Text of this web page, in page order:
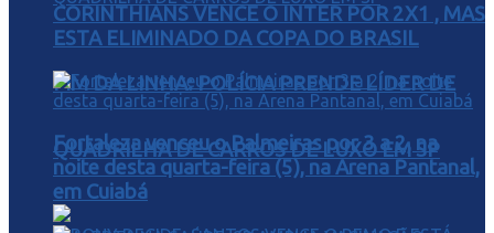
FIM DA LINHA: POLÍCIA PRENDE LÍDER DE
QUADRILHA DE CARROS DE LUXO EM SP
CORINTHIANS VENCE O INTER POR 2X1 , MAS
ESTA ELIMINADO DA COPA DO BRASIL
Fortaleza venceu o Palmeiras por 3 a 2, na
noite desta quarta-feira (5), na Arena Pantanal,
em Cuiabá